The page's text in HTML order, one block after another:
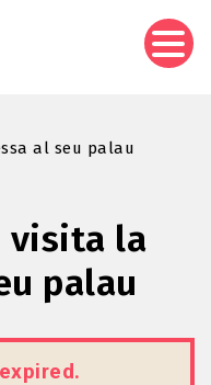
al seu palau
visita la
palau